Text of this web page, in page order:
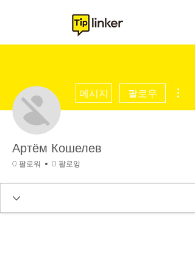
메시지 팔로우
Артём Кошелев
0 팔로워 0 팔로잉